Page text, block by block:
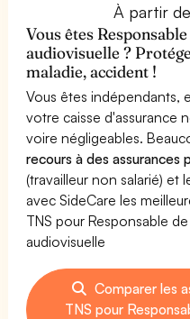
À partir
Vous êtes
audiovisuelle ?
maladie, accident !
Vous êtes indépendants,
votre caisse d'assurance
voire négligeables.
recours à des assurances
(travailleur non salarié) et
avec SideCare les
TNS pour Responsable
audiovisuelle
Comparer les
TNS pour